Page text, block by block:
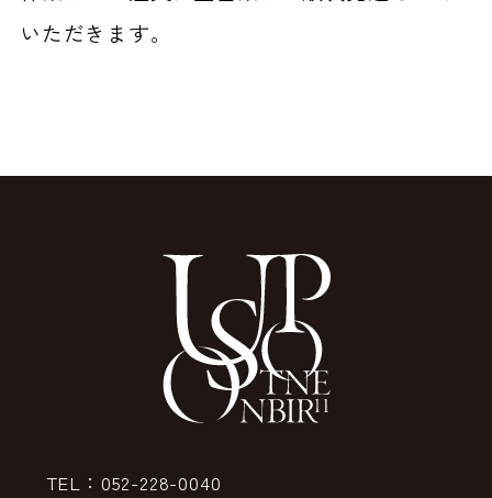
いただきます。
TEL：052-228-0040